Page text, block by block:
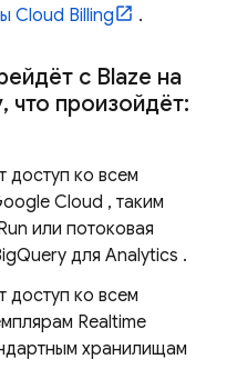
Cloud Billing .
с Blaze на
, что произойдёт:
доступ ко всем
Cloud , таким
или потоковая
для Analytics .
доступ ко всем
Realtime
хранилищам